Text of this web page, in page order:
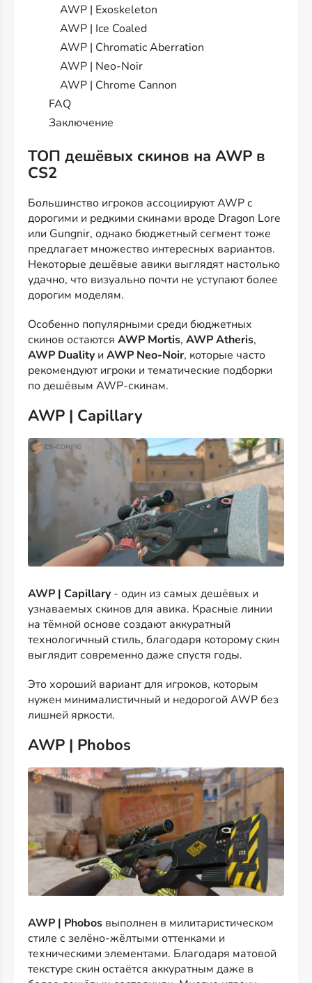
AWP | Exoskeleton
AWP | Ice Coaled
AWP | Chromatic Aberration
AWP | Neo-Noir
AWP | Chrome Cannon
FAQ
Заключение
ТОП дешёвых скинов на AWP в
CS2
Большинство игроков ассоциируют AWP с
дорогими и редкими скинами вроде Dragon Lore
или Gungnir, однако бюджетный сегмент тоже
предлагает множество интересных вариантов.
Некоторые дешёвые авики выглядят настолько
удачно, что визуально почти не уступают более
дорогим моделям.
Особенно популярными среди бюджетных
скинов остаются AWP Mortis, AWP Atheris,
AWP Duality и AWP Neo-Noir, которые часто
рекомендуют игроки и тематические подборки
по дешёвым AWP-скинам.
AWP | Capillary
AWP | Capillary - один из самых дешёвых и
узнаваемых скинов для авика. Красные линии
на тёмной основе создают аккуратный
технологичный стиль, благодаря которому скин
выглядит современно даже спустя годы.
Это хороший вариант для игроков, которым
нужен минималистичный и недорогой AWP без
лишней яркости.
AWP | Phobos
AWP | Phobos выполнен в милитаристическом
стиле с зелёно-жёлтыми оттенками и
техническими элементами. Благодаря матовой
текстуре скин остаётся аккуратным даже в